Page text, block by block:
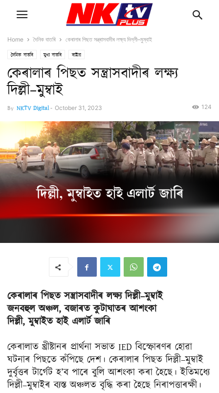
Home দৈনিক বাতৰি কেৰালাৰ পিছত সন্ত্ৰাসবাদীৰ লক্ষ্য দিল্লী–মুম্বাই
দৈনিক বাতৰি মুখ্য বাতৰি ৰাষ্ট্ৰীয়
কেৰালাৰ পিছত সন্ত্ৰাসবাদীৰ লক্ষ্য
দিল্লী–মুম্বাই
By NKTV Digital- October 31, 2023 124
কেৰালাৰ পিছত সন্ত্ৰাসবাদীৰ লক্ষ্য দিল্লী–মুম্বাই
জনবহুল অঞ্চল, বজাৰত কুটাঘাতৰ আশংকা
দিল্লী, মুম্বাইত হাই এলাৰ্ট জাৰি
কেৰালাত খ্ৰীষ্টানৰ প্ৰাৰ্থনা সভাত IED বিস্ফোৰণৰ হোৱা
ঘটনাৰ পিছতে কঁপিছে দেশ। কেৰালাৰ পিছত দিল্লী–মুম্বাই
দুৰ্বৃত্তৰ টাৰ্গেট হ’ব পাৰে বুলি আশংকা কৰা হৈছে। ইতিমধ্যে
দিল্লী–মুম্বাইৰ ব্যস্ত অঞ্চলত বৃদ্ধি কৰা হৈছে নিৰাপত্তাৰক্ষী।